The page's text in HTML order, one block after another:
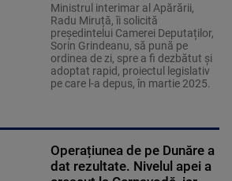
Ministrul interimar al Apărării,
Radu Miruță, îi solicită
președintelui Camerei Deputaților,
Sorin Grindeanu, să pună pe
ordinea de zi, spre a fi dezbătut și
adoptat rapid, proiectul legislativ
pe care l-a depus, în martie 2025.
Operațiunea de pe Dunăre a
dat rezultate. Nivelul apei a